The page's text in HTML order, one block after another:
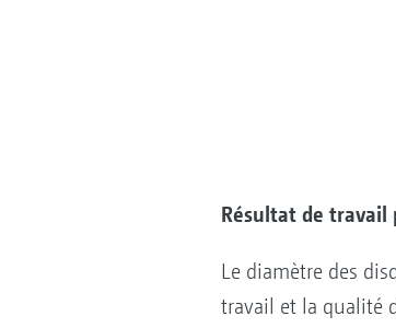
Résultat de travail
Le diamètre des
travail et la qualité